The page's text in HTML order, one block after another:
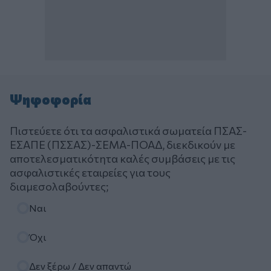
Ψηφοφορία
Πιστεύετε ότι τα ασφαλιστικά σωματεία ΠΣΑΣ-
ΕΣΑΠΕ (ΠΣΣΑΣ)-ΣΕΜΑ-ΠΟΑΔ, διεκδικούν με
αποτελεσματικότητα καλές συμβάσεις με τις
ασφαλιστικές εταιρείες για τους
διαμεσολαβούντες;
Ναι
Όχι
Δεν ξέρω / Δεν απαντώ